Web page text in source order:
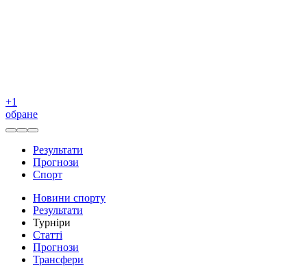
+1
обране
Результати
Прогнози
Спорт
Новини спорту
Результати
Турніри
Статті
Прогнози
Трансфери